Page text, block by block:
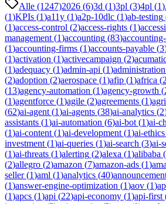
Alle (1247)2026 (6)3d (1)3pl (3)4pl (1)
(1)KPIs (1)a11y (1)a2p-10dlc (1)ab-testing
(1)access-control (2)access-rights (1)
management (1)accounting (83)
(1)accounting-firms (1)accounts-payable (3
(1)activation (1)activecampaign (2)
(1)adequacy (1)admin-api (1)administration
(2)adoption (2)aerospace (1)afip (1)africa (2
(13)agency-automation (1)agency-growth (
(1)agentforce (1)agile (2)agreements (1)
(62)ai-agent (1)ai-agents (38)ai-analytics (2
assistants (1)ai-automation (6)ai-bot (1)ai-
(1)ai-content (1)ai-development (1)ai-ethics
investment (1)ai-queries (1)ai-search (3)ai-
(1)ai-threats (1)alerting (2)alexa (1)alibaba (
(2)allegro (2)amazon (7)amazon-ads (1)
seller(1)aml (1)analytics (40)
(1)answer-engine-optimization (1)aov (1)
(1)apcs (1)api (22)api-economy (1)api-first